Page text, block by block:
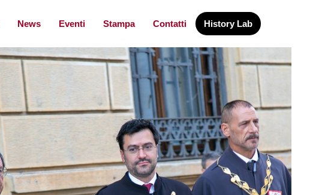
News Eventi Stampa Contatti History Lab